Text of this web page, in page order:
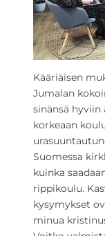
Kääriäisen
Jumalan
sinänsä hyviin
korkeaan
Suomessa
kuinka
rippikoulu.
kysymykset
minua